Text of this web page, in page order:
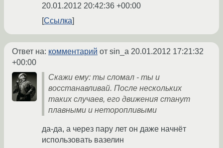
20.01.2012 20:42:36 +00:00
Ссылка
Ответ на: комментарий от sin_a 20.01.2012 17:21:32
+00:00
Скажи ему: ты сломал - ты и
восстанавливай. После нескольких
таких случаев, его движения станут
плавными и неторопливыми
да-да, а через пару лет он даже начнёт
использовать вазелин